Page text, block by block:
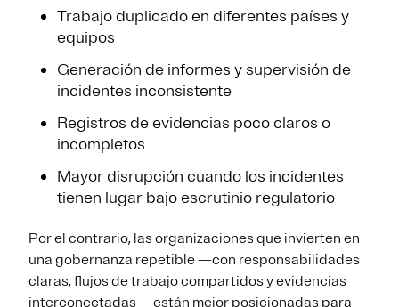
Trabajo duplicado en diferentes países y
equipos
Generación de informes y supervisión de
incidentes inconsistente
Registros de evidencias poco claros o
incompletos
Mayor disrupción cuando los incidentes
tienen lugar bajo escrutinio regulatorio
Por el contrario, las organizaciones que invierten en
una gobernanza repetible —con responsabilidades
claras, flujos de trabajo compartidos y evidencias
interconectadas— están mejor posicionadas para